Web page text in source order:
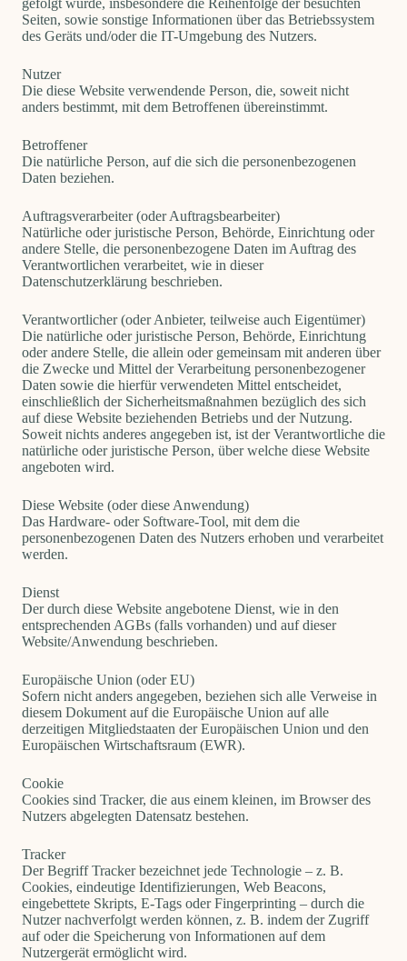
gefolgt wurde, insbesondere die Reihenfolge der besuchten
Seiten, sowie sonstige Informationen über das Betriebssystem
des Geräts und/oder die IT-Umgebung des Nutzers.
Nutzer
Die diese Website verwendende Person, die, soweit nicht
anders bestimmt, mit dem Betroffenen übereinstimmt.
Betroffener
Die natürliche Person, auf die sich die personenbezogenen
Daten beziehen.
Auftragsverarbeiter (oder Auftragsbearbeiter)
Natürliche oder juristische Person, Behörde, Einrichtung oder
andere Stelle, die personenbezogene Daten im Auftrag des
Verantwortlichen verarbeitet, wie in dieser
Datenschutzerklärung beschrieben.
Verantwortlicher (oder Anbieter, teilweise auch Eigentümer)
Die natürliche oder juristische Person, Behörde, Einrichtung
oder andere Stelle, die allein oder gemeinsam mit anderen über
die Zwecke und Mittel der Verarbeitung personenbezogener
Daten sowie die hierfür verwendeten Mittel entscheidet,
einschließlich der Sicherheitsmaßnahmen bezüglich des sich
auf diese Website beziehenden Betriebs und der Nutzung.
Soweit nichts anderes angegeben ist, ist der Verantwortliche die
natürliche oder juristische Person, über welche diese Website
angeboten wird.
Diese Website (oder diese Anwendung)
Das Hardware- oder Software-Tool, mit dem die
personenbezogenen Daten des Nutzers erhoben und verarbeitet
werden.
Dienst
Der durch diese Website angebotene Dienst, wie in den
entsprechenden AGBs (falls vorhanden) und auf dieser
Website/Anwendung beschrieben.
Europäische Union (oder EU)
Sofern nicht anders angegeben, beziehen sich alle Verweise in
diesem Dokument auf die Europäische Union auf alle
derzeitigen Mitgliedstaaten der Europäischen Union und den
Europäischen Wirtschaftsraum (EWR).
Cookie
Cookies sind Tracker, die aus einem kleinen, im Browser des
Nutzers abgelegten Datensatz bestehen.
Tracker
Der Begriff Tracker bezeichnet jede Technologie – z. B.
Cookies, eindeutige Identifizierungen, Web Beacons,
eingebettete Skripts, E-Tags oder Fingerprinting – durch die
Nutzer nachverfolgt werden können, z. B. indem der Zugriff
auf oder die Speicherung von Informationen auf dem
Nutzergerät ermöglicht wird.